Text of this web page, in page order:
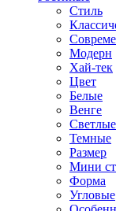
Стиль
Модерн
Хай-тек
Цвет
Белые
Венге
Светлые
Темные
Размер
Мини
Форма
Угловые